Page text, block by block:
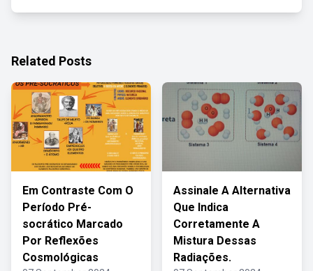
Related Posts
Em Contraste Com O
Período Pré-
socrático Marcado
Por Reflexões
Cosmológicas
Assinale A Alternativa
Que Indica
Corretamente A
Mistura Dessas
Radiações.